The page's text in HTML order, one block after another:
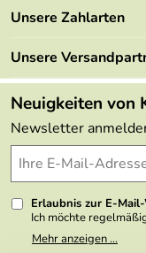
Mehrwertsteuerfrei
Retourenportal
FAQs
Lieferbedingungen
Delivery Terms
Kundenlogin
Marken
Angebote
Made in Germany
Themen
Wir über uns
Presse
Unsere Zahlarten
Unsere
Neuigkeiten von
Newsletter
Erlaubnis zur E-
Ich möchte
Meine E-Mail-
weitergegeben. Zu
Mehr anzeigen ...